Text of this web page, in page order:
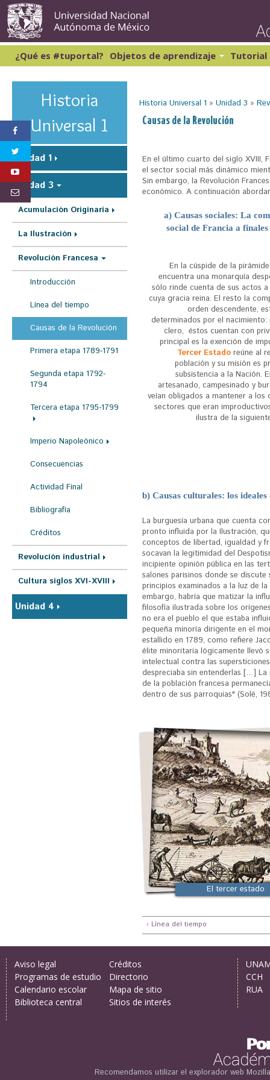
¿Qué es #tuportal? Objetos de aprendizaje
Lectura y Redacción 3
Lectura y Redacción 4
Inglés 1
Matemáticas 2
Tutorial
S
n
c
Historia Universal 1 »Unidad 3 »
Causas de la Revolución
En el último cuarto del siglo XVIII,
el sector social más dinámico
Sin embargo, la Revolución
económico. A continuación
a) Causas sociales: La
social de Francia a
En la cúspide de la
encuentra una monarquía
sólo rinde cuenta de sus actos
cuya gracia reina. El resto la
orden descendente,
determinados por el nacimiento:
clero, éstos cuentan con
principal es la exención de
Tercer Estado reúne al
población y su misión es
subsistencia a la Nación.
artesanado, campesinado y
veían obligados a mantener a los
sectores que eran
ilustra de la
b) Causas culturales: los
La burguesía urbana que cuenta
pronto influida por la Ilustración,
conceptos de libertad, igualdad y
socavan la legitimidad del
incipiente opinión pública en las
salones parisinos donde se discute
principios examinados a la luz de la
embargo, habría que matizar la
filosofía ilustrada sobre los
no era el pueblo el que estaba
pequeña minoría dirigente en el
estallido en 1789, como refiere
élite minoritaria lógicamente llevó
intelectual contra las
despreciaba sin entenderlas […] La
de la población francesa
dentro de sus parroquias" (Solé,
El tercer estado
‹ Línea del tiempo
Historia
Universal 1
Unidad 1
Unidad 3
Acumulación Originaria
La Ilustración
Revolución Francesa
Introducción
Línea del tiempo
Causas de la Revolución
Primera etapa 1789-1791
Segunda etapa 1792-
1794
Tercera etapa 1795-1799
Imperio Napoleónico
Consecuencias
Actividad Final
Bibliografía
Créditos
Revolución industrial
Cultura siglos XVI-XVIII
Unidad 4
Aviso legal
Programas de estudio
Calendario escolar
Biblioteca central
Créditos
Directorio
Mapa de sitio
Sitios de interés
CCH
RUA
Recomendamos utilizar el explorador web